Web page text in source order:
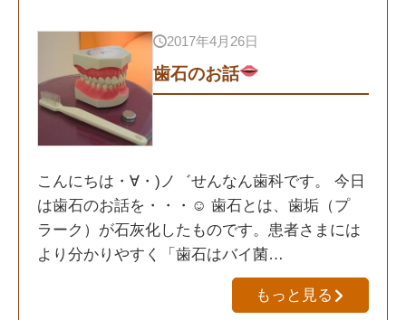
2017年4月26日
歯石のお話
こんにちは・∀・)ノ゛せんなん歯科です。 今日
は歯石のお話を・・・☺ 歯石とは、歯垢（プ
ラーク）が石灰化したものです。患者さまには
より分かりやすく「歯石はバイ菌…
もっと見る